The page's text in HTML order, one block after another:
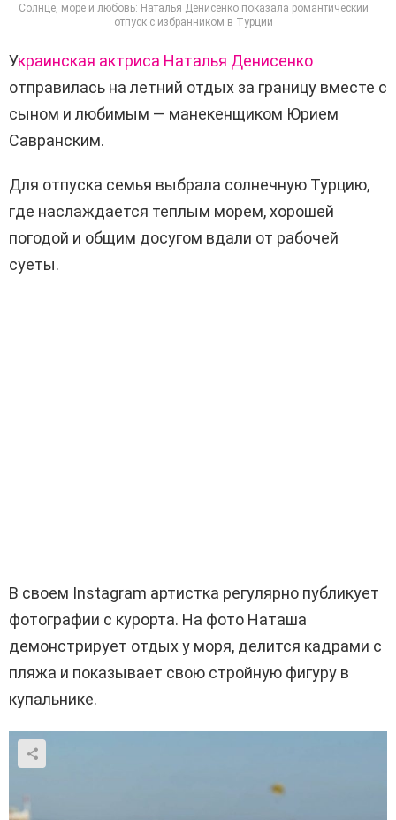
Солнце, море и любовь: Наталья Денисенко показала романтический
отпуск с избранником в Турции
Украинская актриса Наталья Денисенко
отправилась на летний отдых за границу вместе с
сыном и любимым — манекенщиком Юрием
Савранским.
Для отпуска семья выбрала солнечную Турцию,
где наслаждается теплым морем, хорошей
погодой и общим досугом вдали от рабочей
суеты.
В своем Instagram артистка регулярно публикует
фотографии с курорта. На фото Наташа
демонстрирует отдых у моря, делится кадрами с
пляжа и показывает свою стройную фигуру в
купальнике.